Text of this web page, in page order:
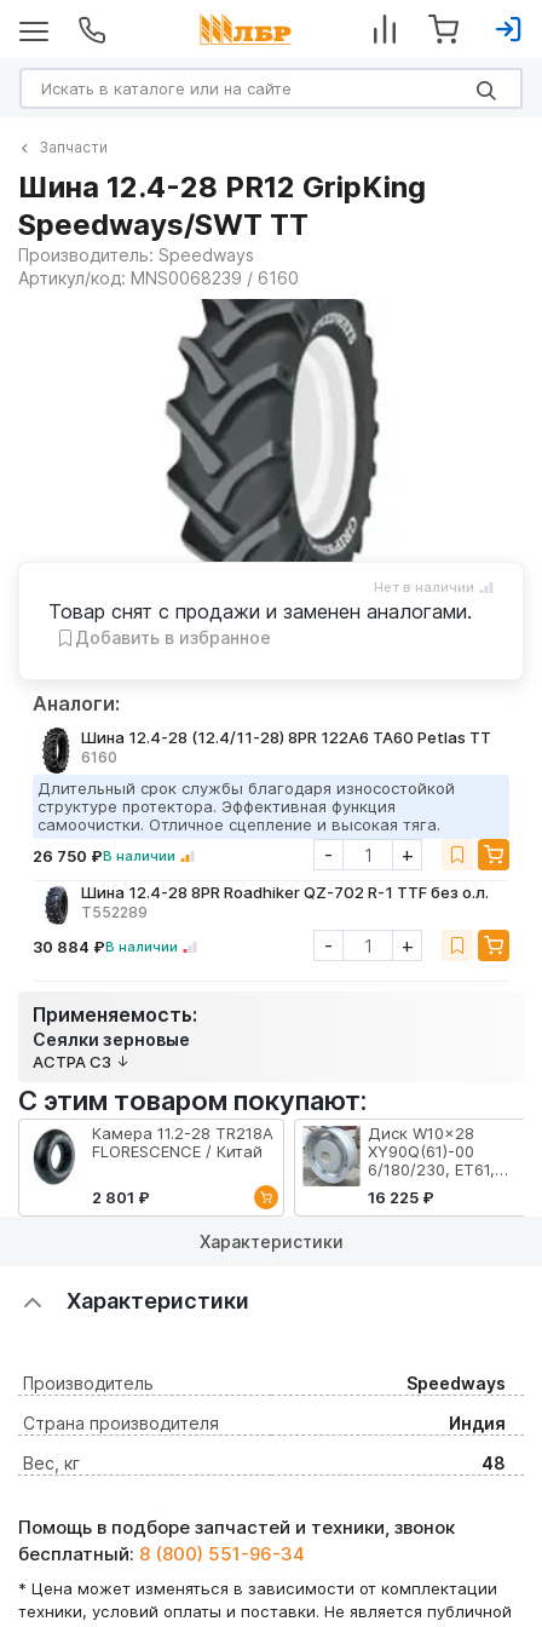
Запчасти
Шина 12.4-28 PR12 GripKing
Speedways/SWT TT
Производитель: Speedways
Артикул/код: MNS0068239 / 6160
Аналоги:
Шина 12.4-28 (12.4/11-28) 8PR 122A6 TA60 Petlas TT
6160
Длительный срок службы благодаря износостойкой
структуре протектора. Эффективная функция
самоочистки. Отличное сцепление и высокая тяга.
26 750 ₽В наличии - +
Шина 12.4-28 8PR Roadhiker QZ-702 R-1 TTF без о.л.
T552289
30 884 ₽В наличии - +
Применяемость:
Сеялки зерновые
АСТРА СЗ
Нет в наличии
Товар снят с продажи и заменен аналогами.
Добавить в избранное
С этим товаром покупают:
Камера 11.2-28 TR218A
FLORESCENCE / Китай
2 801 ₽
Диск W10x28
XY90Q(61)-00
6/180/230, ET61,
Китай
16 225 ₽
Характеристики
Характеристики
Производитель
Speedways
Страна производителя
Индия
Вес, кг
48
Помощь в подборе запчастей и техники, звонок
бесплатный: 8 (800) 551-96-34
* Цена может изменяться в зависимости от комплектации
техники, условий оплаты и поставки. Не является публичной